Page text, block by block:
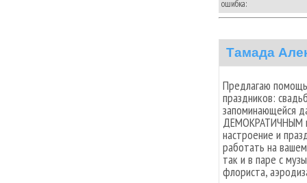
ошибка:
Тамада
Предлагаю
праздников:
запоминающейся
ДЕМОКРАТИЧНЫМ
настроение и
работать на
так и в паре с
флориста,